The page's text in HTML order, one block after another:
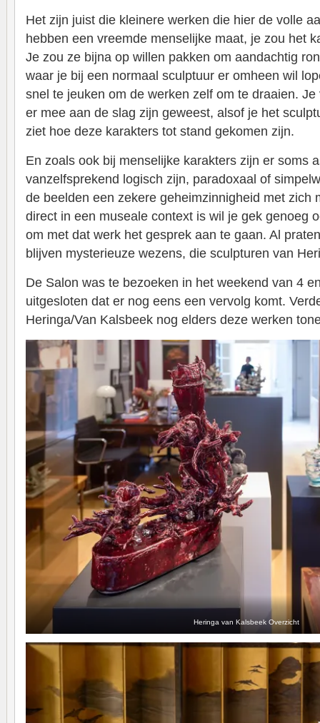
Het zijn juist die kleinere werken die hier de volle
hebben een vreemde menselijke maat, je zou het
Je zou ze bijna op willen pakken om aandachtig
waar je bij een normaal sculptuur er omheen wil
snel te jeuken om de werken zelf om te draaien.
er mee aan de slag zijn geweest, alsof je het
ziet hoe deze karakters tot stand gekomen zijn.
En zoals ook bij menselijke karakters zijn er soms
vanzelfsprekend logisch zijn, paradoxaal of
de beelden een zekere geheimzinnigheid met zich
direct in een museale context is wil je gek genoeg
om met dat werk het gesprek aan te gaan. Al
blijven mysterieuze wezens, die sculpturen van
De Salon was te bezoeken in het weekend van 4
uitgesloten dat er nog eens een vervolg komt.
Heringa/Van Kalsbeek nog elders deze werken
Heringa van Kalsbeek Overzicht